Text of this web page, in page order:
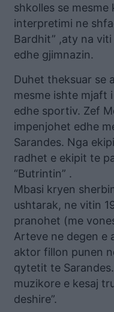
shkolles se
interpretimi ne
Bardhit” ,aty na
edhe gjimnazin.
Duhet theksuar se
mesme ishte mjaft
edhe sportiv. Zef
impenjohet edhe
Sarandes. Nga
radhet e ekipit te
“Butrintin” .
Mbasi kryen
ushtarak, ne vitin
pranohet (me
Arteve ne degen e
aktor fillon punen
qytetit te
muzikore e kesaj
deshire”.